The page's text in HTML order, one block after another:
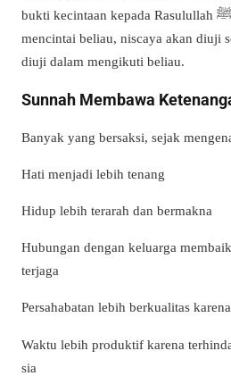
bukti kecintaan kepada Rasulullah ﷺ. Dan siapa yang
mencintai beliau, niscaya akan diuji
diuji dalam mengikuti beliau.
Sunnah Membawa
Banyak yang bersaksi, sejak
Hati menjadi lebih tenang
Hidup lebih terarah dan bermakna
Hubungan dengan keluarga
terjaga
Persahabatan lebih berkualitas
Waktu lebih produktif karena
sia